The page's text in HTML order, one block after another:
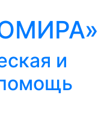
и